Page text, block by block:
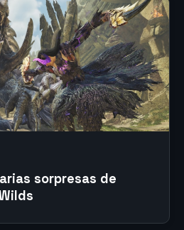
sorpresas de